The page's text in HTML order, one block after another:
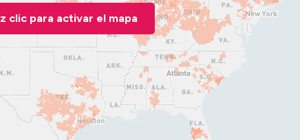
clic para activar el mapa